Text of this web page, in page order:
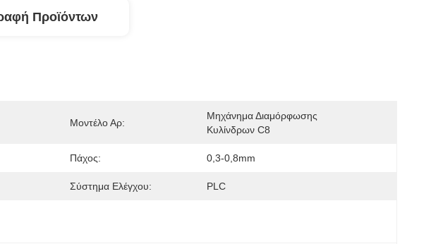
Προϊόντων
Μοντέλο Αρ:
Μηχάνημα Διαμόρφωσης
Κυλίνδρων C8
Πάχος: 0,3-0,8mm
Σύστημα Ελέγχου: PLC